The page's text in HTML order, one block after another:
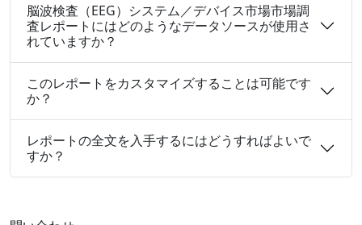
脳波検査（EEG）システム／デバイス市場市場調
査レポートにはどのようなデータソースが使用さ
れていますか？
このレポートをカスタマイズすることは可能です
か？
レポートの全文を入手するにはどうすればよいで
すか？